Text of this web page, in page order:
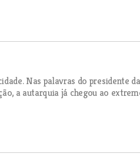
Nas palavras do presidente da
a autarquia já chegou ao